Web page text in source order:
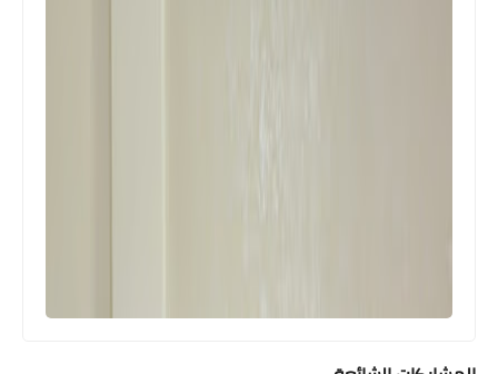
جميع مواقعنا خارج المخيمات وسلاحنا